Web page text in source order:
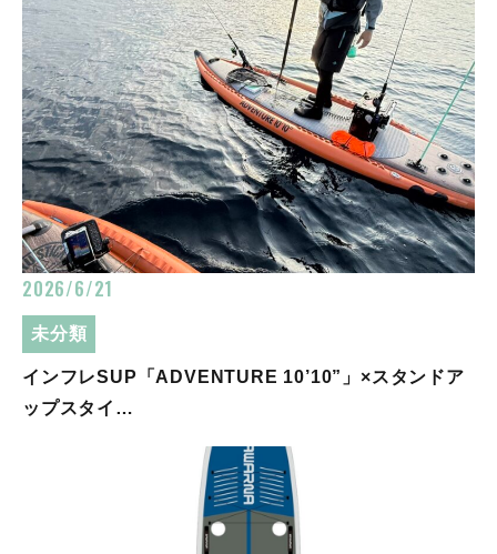
2026/6/21
未分類
インフレSUP「ADVENTURE 10’10”」×スタンドア
ップスタイ…